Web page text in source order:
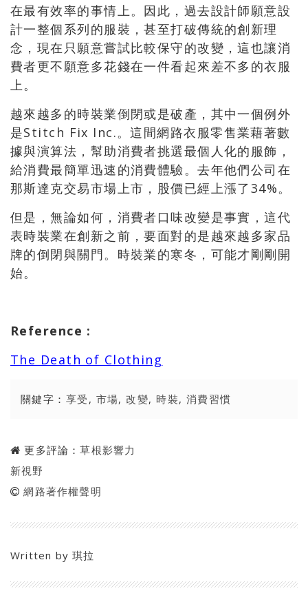
在最有效率的事情上。因此，過去設計師願意設
計一整個系列的服裝，甚至打破傳統的創新理
念，現在只願意嘗試比較保守的改變，這也讓消
費者更不願意多花錢在一件看起來差不多的衣服
上。
越來越多的時裝業倒閉或是破產，其中一個例外
是Stitch Fix Inc.。這間網路衣服零售業藉著數
據與演算法，幫助消費者挑選最個人化的服飾，
給消費最簡單迅速的消費體驗。去年他們公司在
那斯達克交易市場上市，股價已經上漲了34%。
但是，無論如何，消費者口味改變是事實，這代
表時裝業在創新之前，要面對的是越來越多家品
牌的倒閉與關門。時裝業的寒冬，可能才剛剛開
始。
Reference :
The Death of Clothing
關鍵字： 享受 , 市場,改變, 時裝, 消費習慣
更多評論：草根影響力
新視野
網路著作權聲明
Written by琪拉